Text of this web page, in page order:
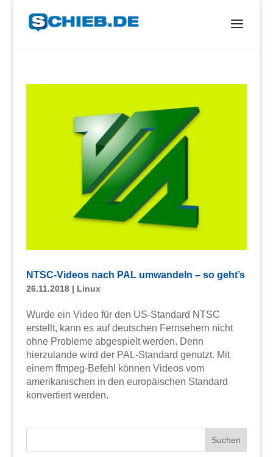
NTSC-Videos nach PAL umwandeln – so geht’s
26.11.2018| Linux
Wurde ein Video für den US-Standard NTSC
erstellt, kann es auf deutschen Fernsehern nicht
ohne Probleme abgespielt werden. Denn
hierzulande wird der PAL-Standard genutzt. Mit
einem ffmpeg-Befehl können Videos vom
amerikanischen in den europäischen Standard
konvertiert werden.